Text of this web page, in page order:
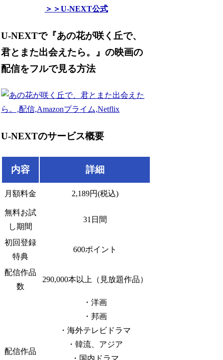
＞＞U-NEXT公式
U-NEXTで『あの花が咲く丘で、
君とまた出会えたら。』の映画の
配信をフルで見る方法
U-NEXTのサービス概要
内容 詳細
月額料金 2,189円(税込)
無料お試
し期間
31日間
初回登録
特典
600ポイント
配信作品
数
290,000本以上（見放題作品）
配信作品
・洋画
・邦画
・海外テレビドラマ
・韓流、アジア
・国内ドラマ